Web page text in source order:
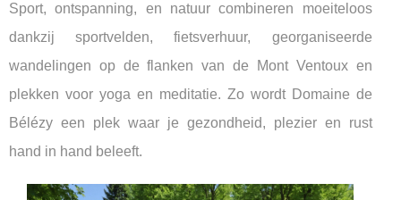
Sport, ontspanning, en natuur combineren moeiteloos
dankzij sportvelden, fietsverhuur, georganiseerde
wandelingen op de flanken van de Mont Ventoux en
plekken voor yoga en meditatie. Zo wordt Domaine de
Bélézy een plek waar je gezondheid, plezier en rust
hand in hand beleeft.